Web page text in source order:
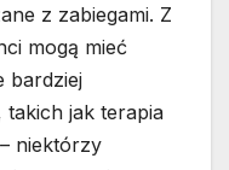
z zabiegami. Z
mogą mieć
bardziej
jak terapia
niektórzy